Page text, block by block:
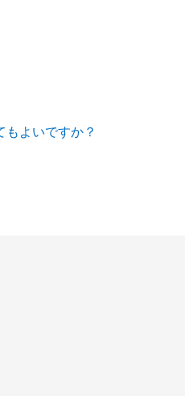
よいですか？